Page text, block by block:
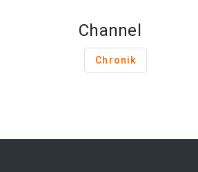
Channel
Chronik